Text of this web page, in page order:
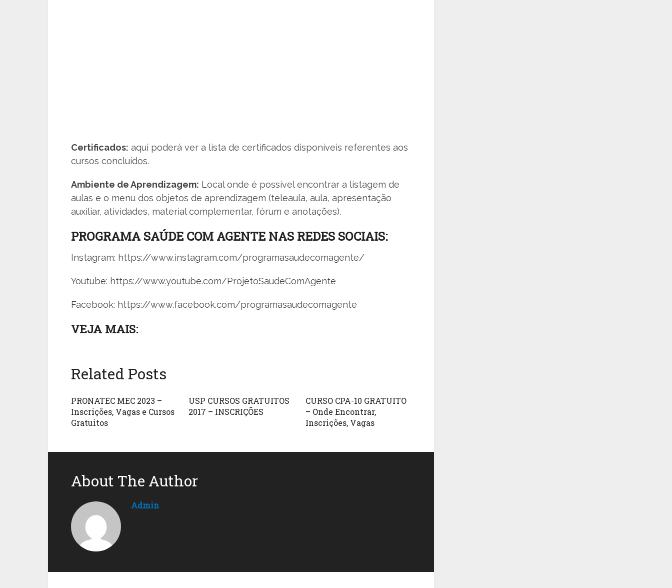
Certificados: aqui poderá ver a lista de certificados disponíveis referentes aos
cursos concluídos.
Ambiente de Aprendizagem: Local onde é possível encontrar a listagem de
aulas e o menu dos objetos de aprendizagem (teleaula, aula, apresentação
auxiliar, atividades, material complementar, fórum e anotações).
PROGRAMA SAÚDE COM AGENTE NAS REDES SOCIAIS:
Instagram: https://www.instagram.com/programasaudecomagente/
Youtube: https://www.youtube.com/ProjetoSaudeComAgente
Facebook: https://www.facebook.com/programasaudecomagente
VEJA MAIS:
Related Posts
PRONATEC MEC 2023 –
Inscrições, Vagas e Cursos
Gratuitos
USP CURSOS GRATUITOS
2017 – INSCRIÇÕES
CURSO CPA-10 GRATUITO
– Onde Encontrar,
Inscrições, Vagas
About The Author
Admin